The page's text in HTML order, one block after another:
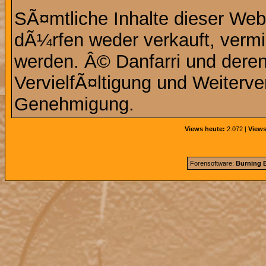
SÃ¤mtliche Inhalte dieser
dÃ¼rfen weder verkauft,
werden. Â© Danfarri und
VervielfÃ¤ltigung und
Genehmigung.
Views heute: 2.072 |
Forensoftware: Burning